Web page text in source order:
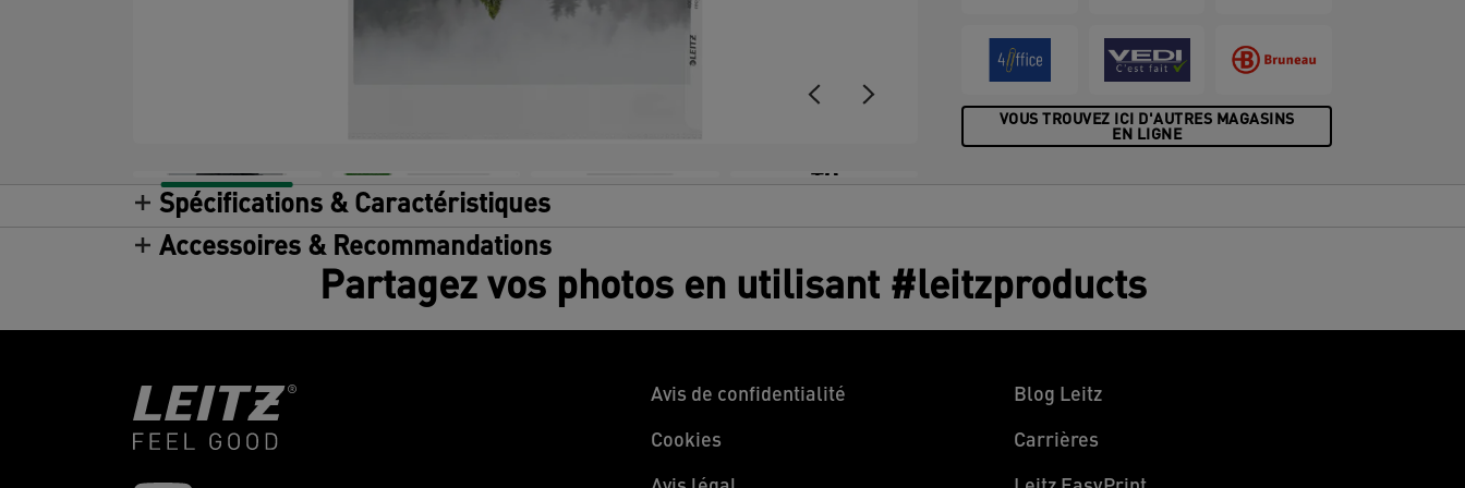
+8
vous pouvez contribuer à améliorer
l'environnement de votre bureau et celui de
VOUS TROUVEZ ICI D'AUTRES MAGASINS
EN LIGNE
Spécifications & Caractéristiques
Accessoires & Recommandations
Partagez vos photos en utilisant #leitzproducts
Avis de confidentialité
Cookies
Blog Leitz
Carrières